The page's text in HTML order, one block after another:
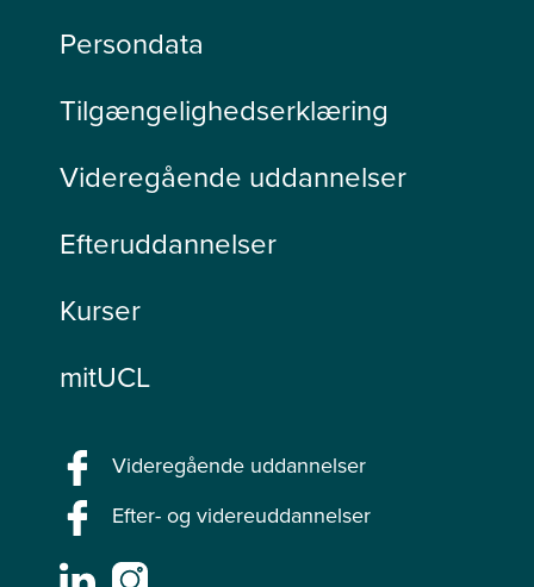
Persondata
Tilgængelighedserklæring
Videregående uddannelser
Efteruddannelser
Kurser
mitUCL
Videregående uddannelser
Efter- og videreuddannelser